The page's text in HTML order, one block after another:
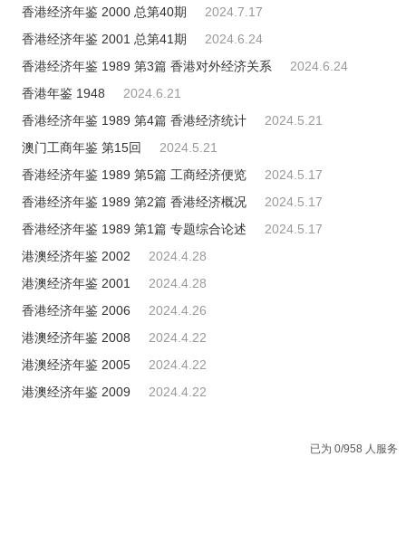
香港经济年鉴 2000 总第40期
2024.7.17
香港经济年鉴 2001 总第41期
2024.6.24
香港经济年鉴 1989 第3篇 香港对外经济关系
2024.6.24
香港年鉴 1948
2024.6.21
香港经济年鉴 1989 第4篇 香港经济统计
2024.5.21
澳门工商年鉴 第15回
2024.5.21
香港经济年鉴 1989 第5篇 工商经济便览
2024.5.17
香港经济年鉴 1989 第2篇 香港经济概况
2024.5.17
香港经济年鉴 1989 第1篇 专题综合论述
2024.5.17
港澳经济年鉴 2002
2024.4.28
港澳经济年鉴 2001
2024.4.28
香港经济年鉴 2006
2024.4.26
港澳经济年鉴 2008
2024.4.22
港澳经济年鉴 2005
2024.4.22
港澳经济年鉴 2009
2024.4.22
已为 0/958 人服务